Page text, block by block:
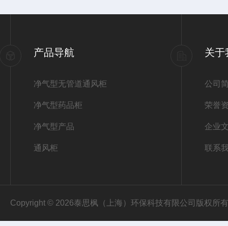
产品导航
净气型无管道通风柜
净气型药品柜
净气型产品
通风柜
关于
公司
荣誉
企业
联系
Copyright © 2026泰思枫（上海）环保科技有限公司版权